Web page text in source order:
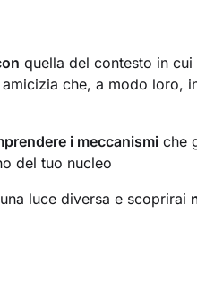
quella del contesto in
che, a modo loro,
i meccanismi che
del tuo nucleo
luce diversa e scoprirai
rappresentano più e